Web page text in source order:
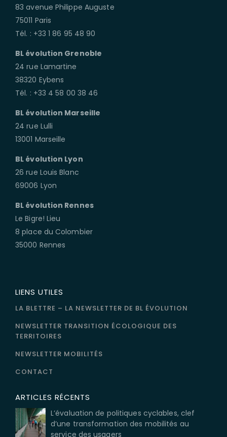
83 avenue Philippe Auguste
75011 Paris
Tél. : +33 1 86 95 48 90
BL évolution Grenoble
24 rue Lamartine
38320 Eybens
Tél. : +33 4 58 00 38 46
BL évolution Marseille
24 rue Lulli
13001 Marseille
BL évolution Lyon
26 rue Louis Blanc
69006 Lyon
BL évolution Rennes
Le Bigre! Lieu
8 place du Colombier
35000 Rennes
LIENS UTILES
LA BLETTRE – LA NEWSLETTER DE BL ÉVOLUTION
NEWSLETTER TRANSITION ÉCOLOGIQUE DES
TERRITOIRES
NEWSLETTER MOBILITÉS
CONTACT
ARTICLES RÉCENTS
L’évaluation de politiques cyclables, clef
d’une transformation des mobilités au
service des usagers